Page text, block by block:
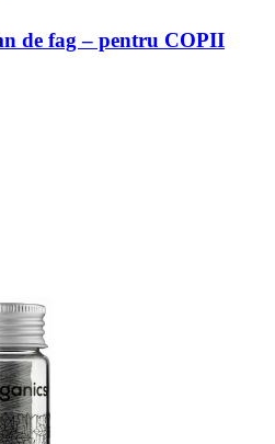
de fag – pentru COPII